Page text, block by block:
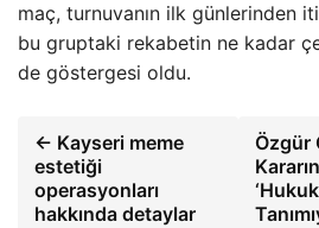
maç, turnuvanın ilk günlerinden
bu gruptaki rekabetin ne kadar
de göstergesi oldu.
← Kayseri meme
estetiği
operasyonları
hakkında detaylar
Özgür